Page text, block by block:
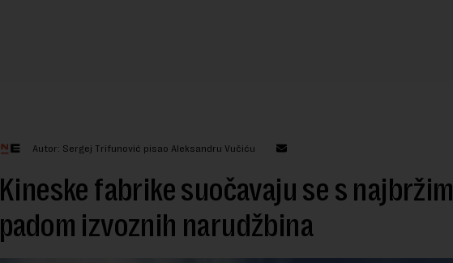
Autor: Sergej Trifunović pisao Aleksandru Vučiću
Kineske fabrike suočavaju se s najbržim
padom izvoznih narudžbina